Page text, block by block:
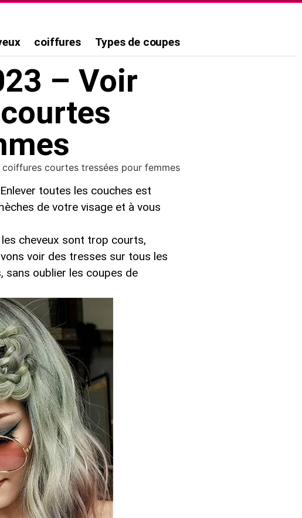
coiffures Types de coupes
– Voir
courtes tressées pour femmes
toutes les couches est
de votre visage et à vous
cheveux sont trop courts,
voir des tresses sur tous les
oublier les coupes de